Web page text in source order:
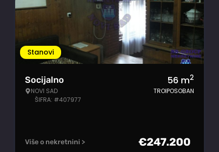
Stanovi
Socijalno
NOVI SAD
ŠIFRA: #407977
56 m2
TROIPOSOBAN
Više o nekretnini > €247.200